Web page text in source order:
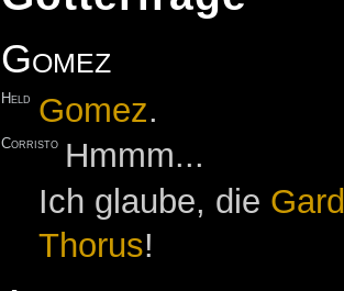
Gomez
Held Gomez.
Corristo Hmmm...
Ich glaube, die
Thorus!